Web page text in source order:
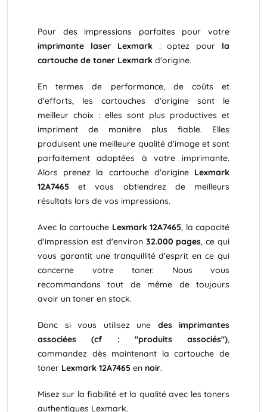
Pour des impressions parfaites pour votre
imprimante laser Lexmark: optez pour la
cartouche de toner Lexmark d'origine.
En termes de performance, de coûts et
d'efforts, les cartouches d'origine sont le
meilleur choix : elles sont plus productives et
impriment de manière plus fiable. Elles
produisent une meilleure qualité d'image et sont
parfaitement adaptées à votre imprimante.
Alors prenez la cartouche d'origine Lexmark
12A7465 et vous obtiendrez de meilleurs
résultats lors de vos impressions.
Avec la cartouche Lexmark 12A7465, la capacité
d'impression est d'environ 32.000 pages, ce qui
vous garantit une tranquillité d'esprit en ce qui
concerne votre toner. Nous vous
recommandons tout de même de toujours
avoir un toner en stock.
Donc si vous utilisez une des imprimantes
associées (cf : "produits associés"),
commandez dès maintenant la cartouche de
toner Lexmark 12A7465 en noir.
Misez sur la fiabilité et la qualité avec les toners
authentiques Lexmark.